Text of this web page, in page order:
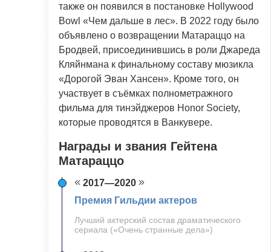
также он появился в постановке Hollywood
Bowl «Чем дальше в лес». В 2022 году было
объявлено о возвращении Матараццо на
Бродвей, присоединившись в роли Джареда
Кляйнмана к финальному составу мюзикла
«Дорогой Эван Хансен». Кроме того, он
участвует в съёмках полнометражного
фильма для тинэйджеров Honor Society,
которые проводятся в Ванкувере.
Награды и звания Гейтена
Матараццо
2017—2020
Премия Гильдии актеров
Лучший актерский состав драматического
сериала («Очень странные дела»)